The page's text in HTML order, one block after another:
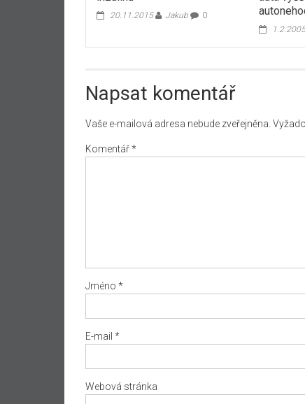
20.11.2015 Jakub 0
Napsat komentář
Vaše e-mailová adresa nebude zveřejněna.
Komentář*
Jméno *
E-mail *
Webová stránka